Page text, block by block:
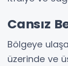
Cansız
Bölgeye
üzerinde ve